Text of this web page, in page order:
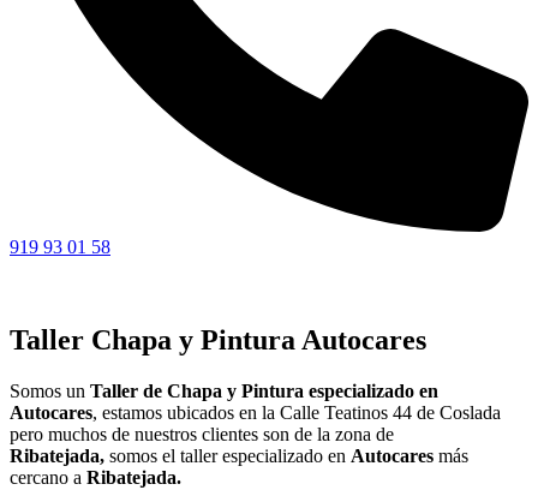
919 93 01 58
Taller Chapa y Pintura Autocares
Somos un Taller de Chapa y Pintura especializado en
Autocares, estamos ubicados en la Calle Teatinos 44 de Coslada
pero muchos de nuestros clientes son de la zona de
Ribatejada, somos el taller especializado en Autocares más
cercano a Ribatejada.